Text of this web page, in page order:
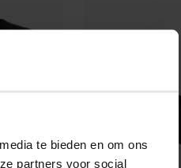
te bieden en om ons
partners voor social